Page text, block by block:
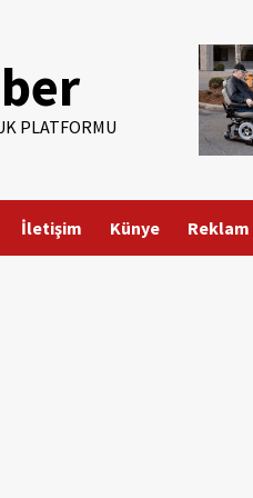
PLATFORMU
İletişim Künye Reklam